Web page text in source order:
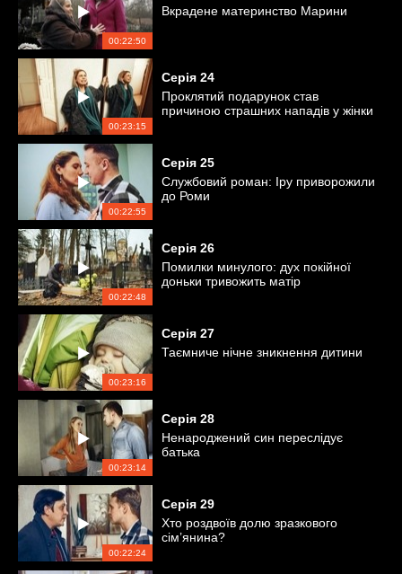
00:22:50
Вкрадене материнство Марини
00:23:15
Серія 24
Проклятий подарунок став
причиною страшних нападів у жінки
00:22:55
Серія 25
Службовий роман: Іру приворожили
до Роми
00:22:48
Серія 26
Помилки минулого: дух покійної
доньки тривожить матір
00:23:16
Серія 27
Таємниче нічне зникнення дитини
00:23:14
Серія 28
Ненароджений син переслідує
батька
00:22:24
Серія 29
Хто роздвоїв долю зразкового
сім’янина?